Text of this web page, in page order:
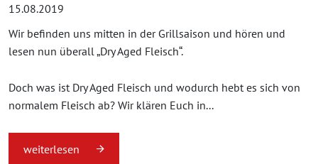
15.08.2019
Wir befinden uns mitten in der Grillsaison und hören und
lesen nun überall „Dry Aged Fleisch“.
Doch was ist Dry Aged Fleisch und wodurch hebt es sich von
normalem Fleisch ab? Wir klären Euch in...
weiterlesen